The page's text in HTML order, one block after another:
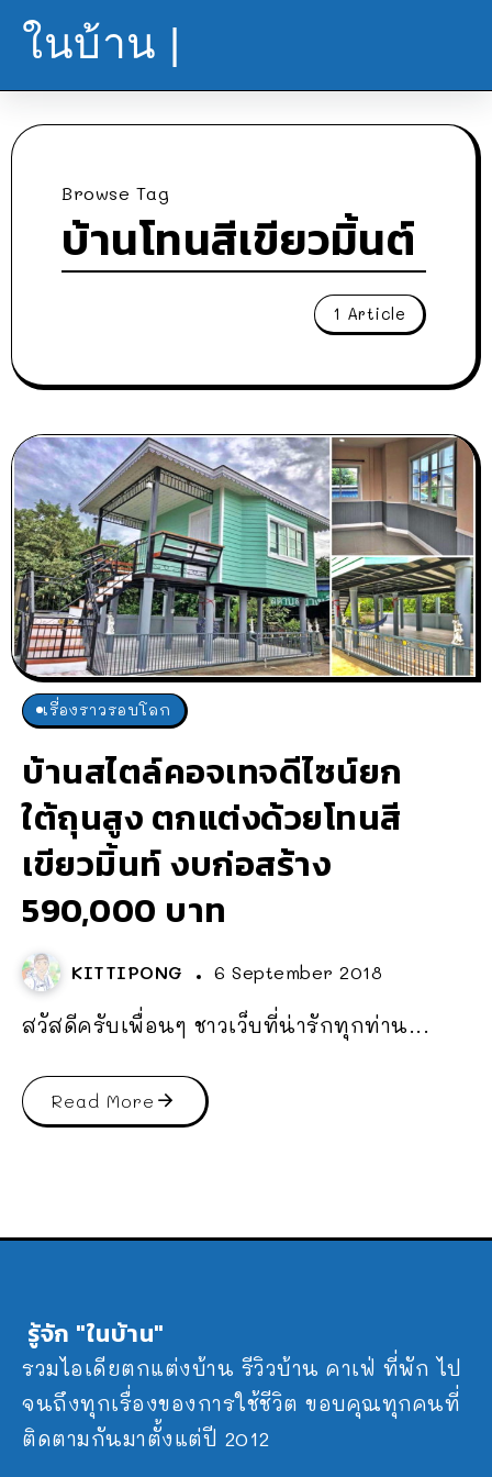
ในบ้าน |
Browse Tag
บ้านโทนสีเขียวมิ้นต์
1 Article
เรื่องราวรอบโลก
บ้านสไตล์คอจเทจดีไซน์ยก
ใต้ถุนสูง ตกแต่งด้วยโทนสี
เขียวมิ้นท์ งบก่อสร้าง
590,000 บาท
KITTIPONG 6 September 2018
สวัสดีครับเพื่อนๆ ชาวเว็บที่น่ารักทุกท่าน...
Read More
รู้จัก "ในบ้าน"
รวมไอเดียตกแต่งบ้าน รีวิวบ้าน คาเฟ่ ที่พัก ไป
จนถึงทุกเรื่องของการใช้ชีวิต ขอบคุณทุกคนที่
ติดตามกันมาตั้งแต่ปี 2012